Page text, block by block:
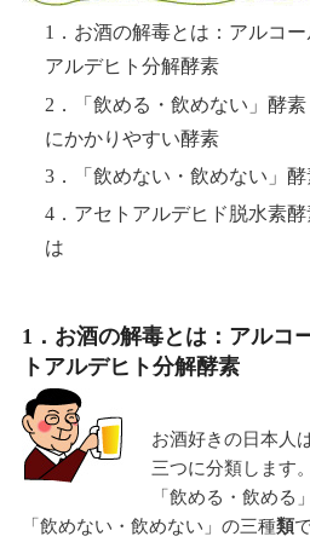
1．お酒の解毒とは：アルコ
アルデヒト分解酵素
2．「飲める・飲めない」酵
にかかりやすい酵素
3．「飲めない・飲めない」
4．アセトアルデヒド脱水素
は
1．お酒の解毒とは：アルコ
トアルデヒト分解酵素
お酒好きの日本人
三つに分類します。
「飲める・飲める
「飲めない・飲めない」の三種類